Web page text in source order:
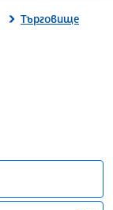
Търговище